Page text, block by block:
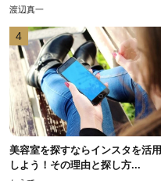
渡辺真一
4
美容室を探すならインスタを活用
しよう！その理由と探し方...